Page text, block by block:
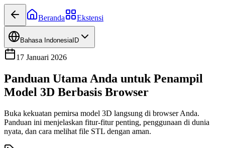
Beranda Ekstensi
Bahasa IndonesiaID
17 Januari 2026
Panduan Utama Anda untuk Penampil
Model 3D Berbasis Browser
Buka kekuatan pemirsa model 3D langsung di browser Anda.
Panduan ini menjelaskan fitur-fitur penting, penggunaan di dunia
nyata, dan cara melihat file STL dengan aman.